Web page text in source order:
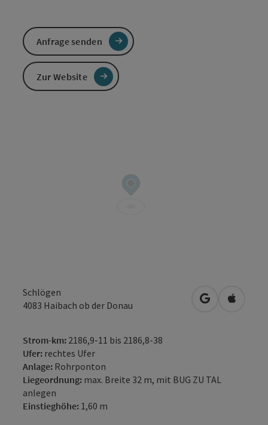
Schlögen
4083 Haibach ob der Donau in Google
in
Strom-km: 2186,9-11 bis 2186,8-38
Ufer: rechtes Ufer
Anlage: Rohrponton
Liegeordnung: max. Breite 32 m, mit BUG ZU TAL
anlegen
Einstieghöhe: 1,60 m
Anfrage senden
Zur Website